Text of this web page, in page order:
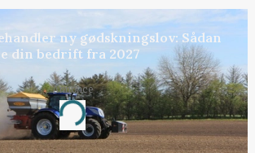
ny gødskningslov: Sådan
din bedrift fra 2027
Annonce
Loading...